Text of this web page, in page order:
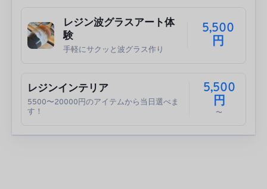
レジン波グラスアート体
験
手軽にサクッと波グラス作り
5,500
円
レジンインテリア
5500〜20000円のアイテムから当日選べま
す！
5,500
円
〜